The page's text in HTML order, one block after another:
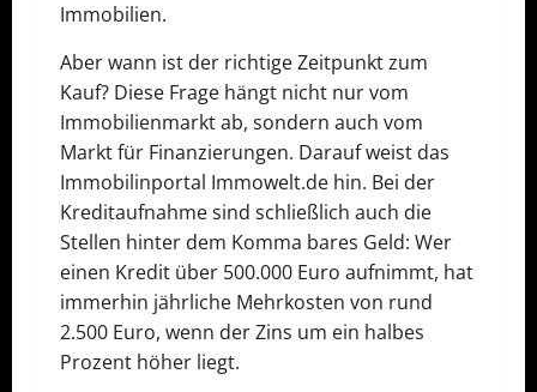
Immobilien.
Aber wann ist der richtige Zeitpunkt zum
Kauf? Diese Frage hängt nicht nur vom
Immobilienmarkt ab, sondern auch vom
Markt für Finanzierungen. Darauf weist das
Immobilinportal Immowelt.de hin. Bei der
Kreditaufnahme sind schließlich auch die
Stellen hinter dem Komma bares Geld: Wer
einen Kredit über 500.000 Euro aufnimmt, hat
immerhin jährliche Mehrkosten von rund
2.500 Euro, wenn der Zins um ein halbes
Prozent höher liegt.